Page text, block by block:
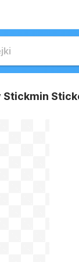
Stickmin